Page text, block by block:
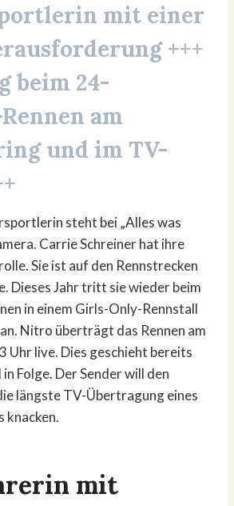
mit einer
+++
beim 24-
am
und im TV-
steht bei „Alles was
Carrie Schreiner hat ihre
Sie ist auf den Rennstrecken
Dieses Jahr tritt sie wieder beim
in einem Girls-Only-Rennstall
Nitro überträgt das Rennen am
Uhr live. Dies geschieht bereits
Folge. Der Sender will den
längste TV-Übertragung eines
knacken.
mit